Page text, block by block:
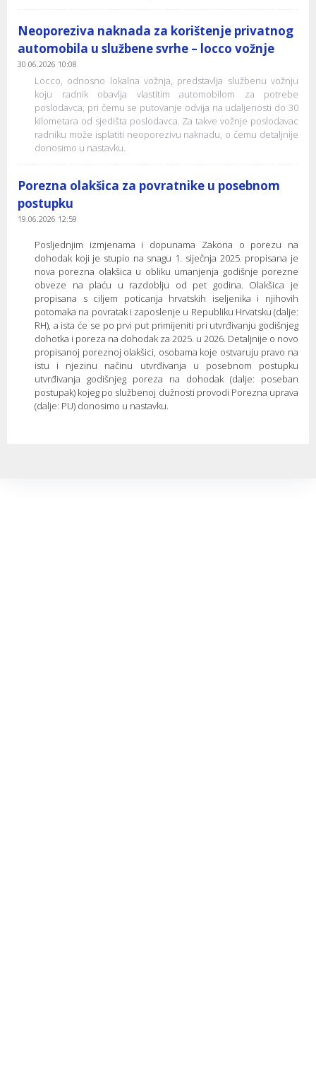
Neoporeziva naknada za korištenje privatnog
automobila u službene svrhe – locco vožnje
30.06.2026 10:08
Locco, odnosno lokalna vožnja, predstavlja službenu vožnju
koju radnik obavlja vlastitim automobilom za potrebe
poslodavca, pri čemu se putovanje odvija na udaljenosti do 30
kilometara od sjedišta poslodavca. Za takve vožnje poslodavac
radniku može isplatiti neoporezivu naknadu, o čemu detaljnije
donosimo u nastavku.
Porezna olakšica za povratnike u posebnom
postupku
19.06.2026 12:59
Posljednjim izmjenama i dopunama Zakona o porezu na
dohodak koji je stupio na snagu 1. siječnja 2025. propisana je
nova porezna olakšica u obliku umanjenja godišnje porezne
obveze na plaću u razdoblju od pet godina. Olakšica je
propisana s ciljem poticanja hrvatskih iseljenika i njihovih
potomaka na povratak i zaposlenje u Republiku Hrvatsku (dalje:
RH), a ista će se po prvi put primijeniti pri utvrđivanju godišnjeg
dohotka i poreza na dohodak za 2025. u 2026. Detaljnije o novo
propisanoj poreznoj olakšici, osobama koje ostvaruju pravo na
istu i njezinu načinu utvrđivanja u posebnom postupku
utvrđivanja godišnjeg poreza na dohodak (dalje: poseban
postupak) kojeg po službenoj dužnosti provodi Porezna uprava
(dalje: PU) donosimo u nastavku.